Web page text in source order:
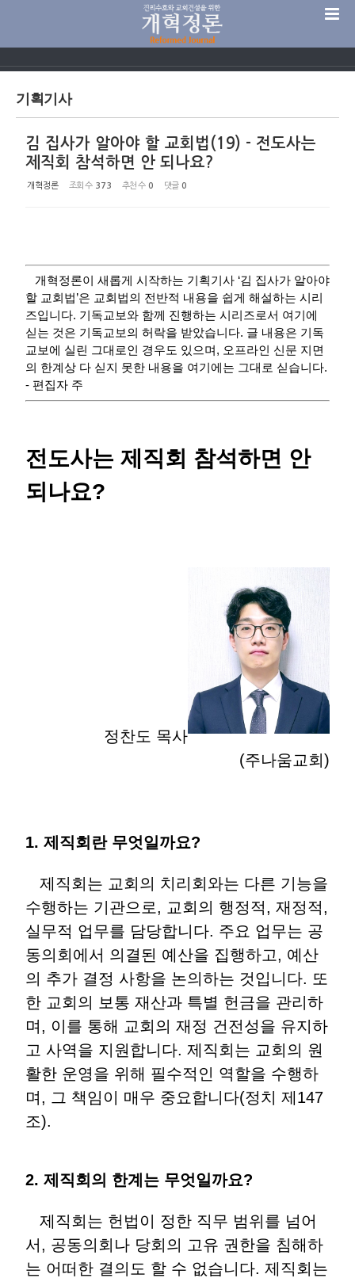
기획기사
김 집사가 알아야 할 교회법(19) - 전도사는
제직회 참석하면 안 되나요?
개혁정론 조회 수 373 추천 수 0 댓글 0
개혁정론이 새롭게 시작하는 기획기사 ‘김 집사가 알아야
할 교회법’은 교회법의 전반적 내용을 쉽게 해설하는 시리
즈입니다. 기독교보와 함께 진행하는 시리즈로서 여기에
싣는 것은 기독교보의 허락을 받았습니다. 글 내용은 기독
교보에 실린 그대로인 경우도 있으며, 오프라인 신문 지면
의 한계상 다 싣지 못한 내용을 여기에는 그대로 싣습니다.
- 편집자 주
전도사는 제직회 참석하면 안
되나요?
정찬도 목사
(주나움교회)
1. 제직회란 무엇일까요?
제직회는 교회의 치리회와는 다른 기능을
수행하는 기관으로, 교회의 행정적, 재정적,
실무적 업무를 담당합니다. 주요 업무는 공
동의회에서 의결된 예산을 집행하고, 예산
의 추가 결정 사항을 논의하는 것입니다. 또
한 교회의 보통 재산과 특별 헌금을 관리하
며, 이를 통해 교회의 재정 건전성을 유지하
고 사역을 지원합니다. 제직회는 교회의 원
활한 운영을 위해 필수적인 역할을 수행하
며, 그 책임이 매우 중요합니다(정치 제147
조).
2. 제직회의 한계는 무엇일까요?
제직회는 헌법이 정한 직무 범위를 넘어
서, 공동의회나 당회의 고유 권한을 침해하
는 어떠한 결의도 할 수 없습니다. 제직회는
Sketchbook5, 스케치북5
Sketchbook5, 스케치북5